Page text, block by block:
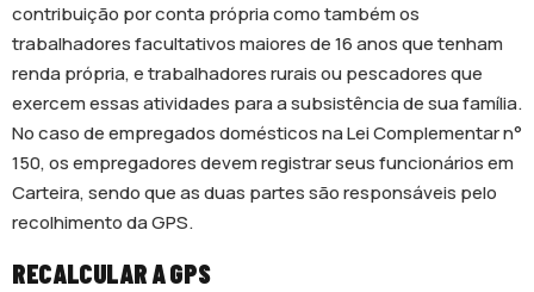
contribuição por conta própria como também os
trabalhadores facultativos maiores de 16 anos que tenham
renda própria, e trabalhadores rurais ou pescadores que
exercem essas atividades para a subsistência de sua família.
No caso de empregados domésticos na Lei Complementar n°
150, os empregadores devem registrar seus funcionários em
Carteira, sendo que as duas partes são responsáveis pelo
recolhimento da GPS.
RECALCULAR A GPS